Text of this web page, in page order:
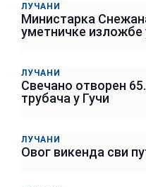
ЛУЧАНИ
Министарка
уметничке изложбе
ЛУЧАНИ
Свечано отворен
трубача у Гучи
ЛУЧАНИ
Овог викенда сви